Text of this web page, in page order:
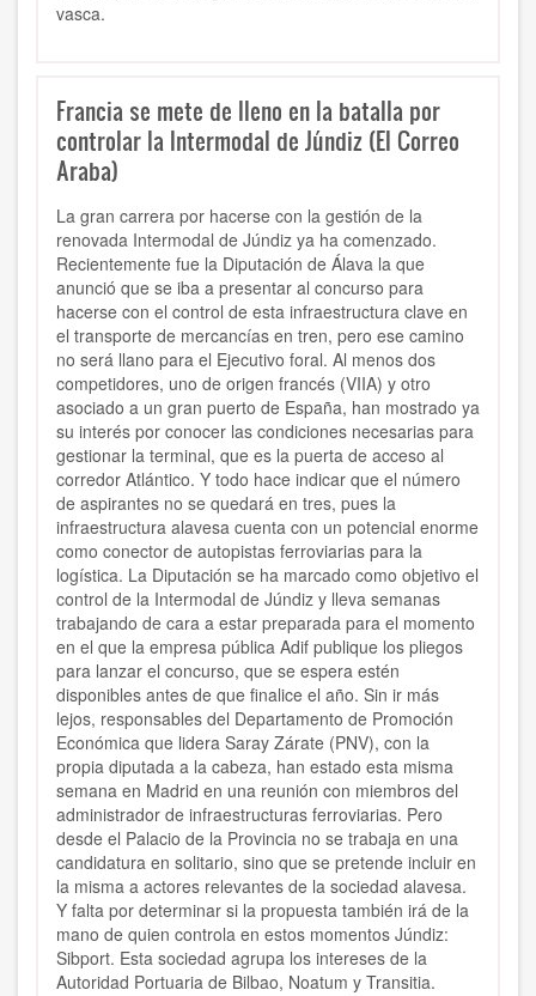
vasca.
Francia se mete de lleno en la batalla por
controlar la Intermodal de Júndiz (El Correo
Araba)
La gran carrera por hacerse con la gestión de la
renovada Intermodal de Júndiz ya ha comenzado.
Recientemente fue la Diputación de Álava la que
anunció que se iba a presentar al concurso para
hacerse con el control de esta infraestructura clave en
el transporte de mercancías en tren, pero ese camino
no será llano para el Ejecutivo foral. Al menos dos
competidores, uno de origen francés (VIIA) y otro
asociado a un gran puerto de España, han mostrado ya
su interés por conocer las condiciones necesarias para
gestionar la terminal, que es la puerta de acceso al
corredor Atlántico. Y todo hace indicar que el número
de aspirantes no se quedará en tres, pues la
infraestructura alavesa cuenta con un potencial enorme
como conector de autopistas ferroviarias para la
logística. La Diputación se ha marcado como objetivo el
control de la Intermodal de Júndiz y lleva semanas
trabajando de cara a estar preparada para el momento
en el que la empresa pública Adif publique los pliegos
para lanzar el concurso, que se espera estén
disponibles antes de que finalice el año. Sin ir más
lejos, responsables del Departamento de Promoción
Económica que lidera Saray Zárate (PNV), con la
propia diputada a la cabeza, han estado esta misma
semana en Madrid en una reunión con miembros del
administrador de infraestructuras ferroviarias. Pero
desde el Palacio de la Provincia no se trabaja en una
candidatura en solitario, sino que se pretende incluir en
la misma a actores relevantes de la sociedad alavesa.
Y falta por determinar si la propuesta también irá de la
mano de quien controla en estos momentos Júndiz:
Sibport. Esta sociedad agrupa los intereses de la
Autoridad Portuaria de Bilbao, Noatum y Transitia.